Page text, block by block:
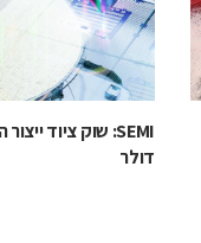
דולר